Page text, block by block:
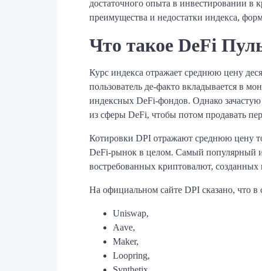
достаточного опыта в инвестировании
преимущества и недостатки индекса,
Что такое DeFi
Курс индекса отражает среднюю цену
пользователь де-факто вкладывается в
индексных DeFi-фондов. Однако
из сферы DeFi, чтобы потом продавать
Котировки DPI отражают среднюю цену
DeFi-рынок в целом. Самый популярный
востребованных криптовалют, созданных
На официальном сайте DPI сказано, что
Uniswap,
Aave,
Maker,
Loopring,